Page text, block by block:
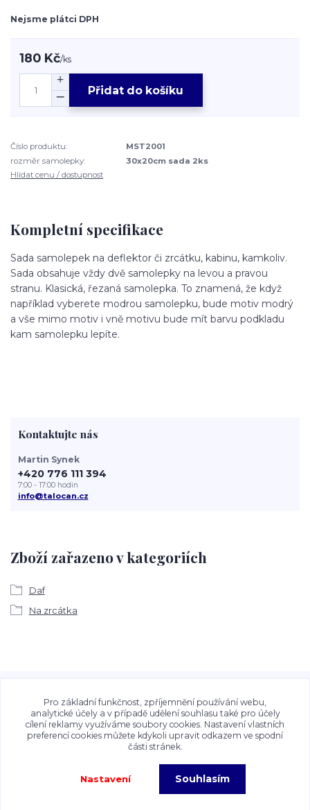
Nejsme plátci DPH
180 Kč/ks
Přidat do košíku
Číslo produktu:
MST2001
rozměr samolepky:
30x20cm sada 2ks
Hlídat cenu / dostupnost
Kompletní specifikace
Sada samolepek na deflektor či zrcátku, kabinu, kamkoliv.
Sada obsahuje vždy dvě samolepky na levou a pravou
stranu. Klasická, řezaná samolepka. To znamená, že když
například vyberete modrou samolepku, bude motiv modrý
a vše mimo motiv i vně motivu bude mít barvu podkladu
kam samolepku lepíte.
Zboží zařazeno v kategoriích
Daf
Na zrcátka
Kontaktujte nás
Martin Synek
+420 776 111 394
7:00 - 17:00 hodin
info@talocan.cz
obsah zveřejněný na stránkách Talocan.cz a
CeskeSamolepky.cz jsou chráněny autorským právem. Jejich
použití bez předchozího písemného souhlasu provozovatele
je zakázáno.
Pro základní funkčnost, zpříjemnění používání webu,
analytické účely a v případě udělení souhlasu také pro účely
cílení reklamy využíváme soubory cookies. Nastavení vlastních
preferencí cookies můžete kdykoli upravit odkazem ve spodní
části stránek.
Nastavení Souhlasím